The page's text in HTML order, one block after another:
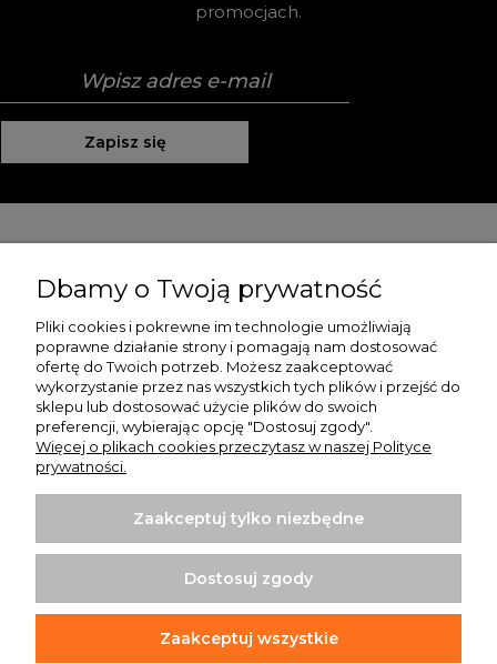
promocjach.
Zapisz się
Moje konto
Płatności i dostawa
O nas
Koszulki z nadrukiem | Sklep internetowy Rule Out
info@ruleout.pl
Dbamy o Twoją prywatność
Pliki cookies i pokrewne im technologie umożliwiają
poprawne działanie strony i pomagają nam dostosować
ofertę do Twoich potrzeb. Możesz zaakceptować
wykorzystanie przez nas wszystkich tych plików i przejść do
sklepu lub dostosować użycie plików do swoich
preferencji, wybierając opcję "Dostosuj zgody".
Więcej o plikach cookies przeczytasz w naszej Polityce
prywatności.
Zaakceptuj tylko niezbędne
Dostosuj zgody
Zaakceptuj wszystkie